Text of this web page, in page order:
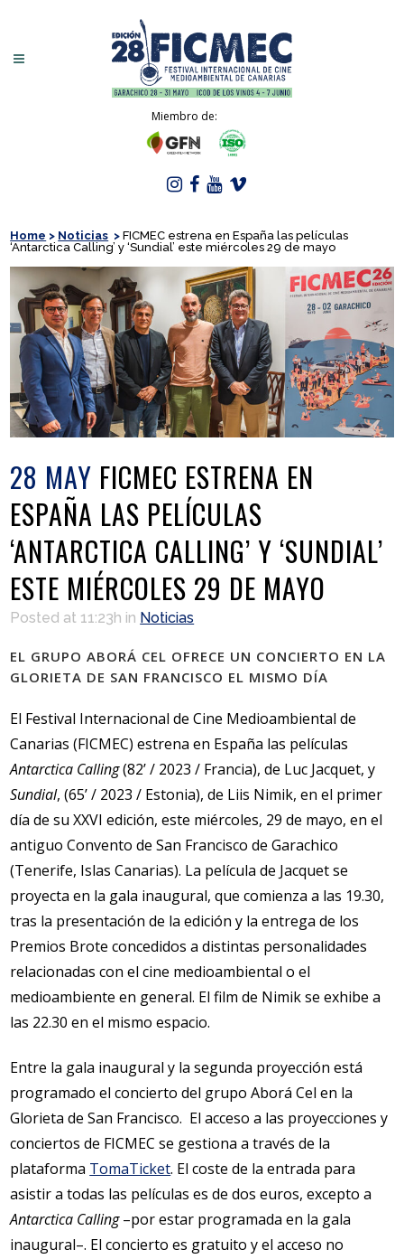
Miembro de:
Home > Noticias >FICMEC estrena en España las películas
‘Antarctica Calling’ y ‘Sundial’ este miércoles 29 de mayo
28 MAY FICMEC ESTRENA EN
ESPAÑA LAS PELÍCULAS
‘ANTARCTICA CALLING’ Y ‘SUNDIAL’
ESTE MIÉRCOLES 29 DE MAYO
Posted at 11:23h in Noticias
EL GRUPO ABORÁ CEL OFRECE UN CONCIERTO EN LA
GLORIETA DE SAN FRANCISCO EL MISMO DÍA
El Festival Internacional de Cine Medioambiental de
Canarias (FICMEC) estrena en España las películas
Antarctica Calling(82’ / 2023 / Francia), de Luc Jacquet, y
Sundial, (65’ / 2023 / Estonia), de Liis Nimik, en el primer
día de su XXVI edición, este miércoles, 29 de mayo, en el
antiguo Convento de San Francisco de Garachico
(Tenerife, Islas Canarias). La película de Jacquet se
proyecta en la gala inaugural, que comienza a las 19.30,
tras la presentación de la edición y la entrega de los
Premios Brote concedidos a distintas personalidades
relacionadas con el cine medioambiental o el
medioambiente en general. El film de Nimik se exhibe a
las 22.30 en el mismo espacio.
Entre la gala inaugural y la segunda proyección está
programado el concierto del grupo Aborá Cel en la
Glorieta de San Francisco. El acceso a las proyecciones y
conciertos de FICMEC se gestiona a través de la
plataforma TomaTicket. El coste de la entrada para
asistir a todas las películas es de dos euros, excepto a
Antarctica Calling–por estar programada en la gala
inaugural–. El concierto es gratuito y el acceso no